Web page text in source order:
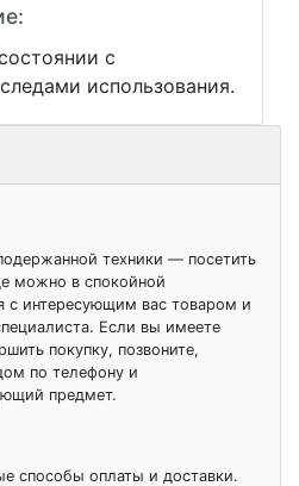
с
использования.
техники — посетить
можно в спокойной
с интересующим вас товаром и
Если вы имеете
покупку, позвоните,
по телефону и
предмет.
способы оплаты и доставки.